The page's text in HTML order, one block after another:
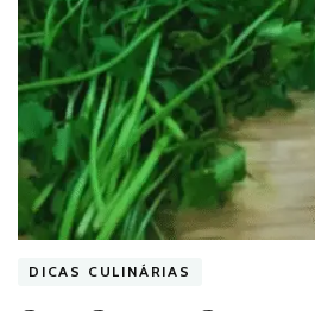
DICAS CULINÁRIAS